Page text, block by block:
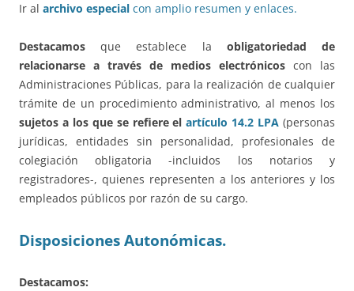
Ir al archivo especial con amplio resumen y enlaces.
Destacamos que establece la obligatoriedad de
relacionarse a través de medios electrónicos con las
Administraciones Públicas, para la realización de cualquier
trámite de un procedimiento administrativo, al menos los
sujetos a los que se refiere elartículo 14.2 LPA (personas
jurídicas, entidades sin personalidad, profesionales de
colegiación obligatoria -incluidos los notarios y
registradores-, quienes representen a los anteriores y los
empleados públicos por razón de su cargo.
Disposiciones Autonómicas.
Destacamos: